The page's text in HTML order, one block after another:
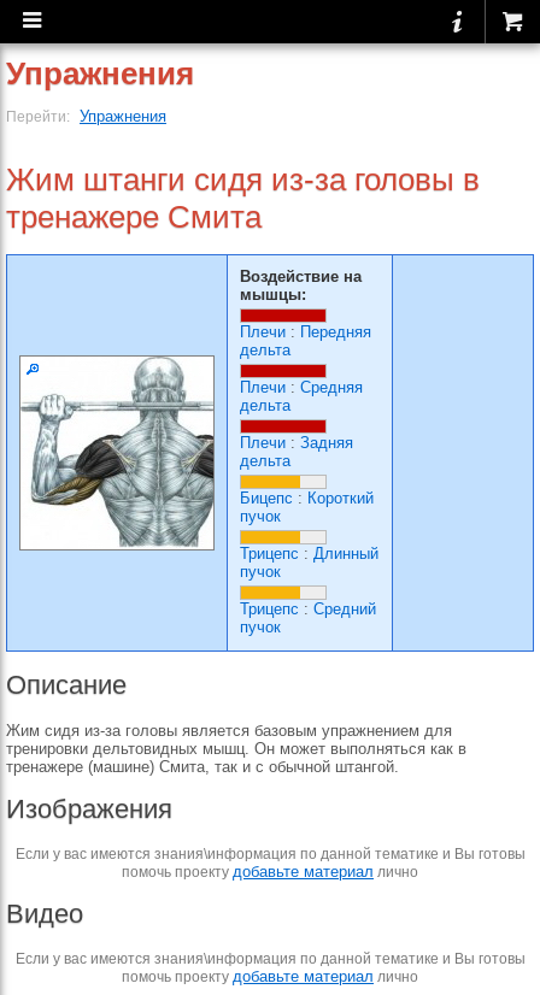
Упражнения
Перейти: Упражнения
Жим штанги сидя из-за головы в
тренажере Смита
Воздействие на
мышцы:
Плечи : Передняя
дельта
Плечи : Средняя
дельта
Плечи : Задняя
дельта
Бицепс : Короткий
пучок
Трицепс : Длинный
пучок
Трицепс : Средний
пучок
Описание
Жим сидя из-за головы является базовым упражнением для
тренировки дельтовидных мышц. Он может выполняться как в
тренажере (машине) Смита, так и с обычной штангой.
Изображения
Если у вас имеются знания\информация по данной тематике и Вы готовы
помочь проекту добавьте материал лично
Видео
Если у вас имеются знания\информация по данной тематике и Вы готовы
помочь проекту добавьте материал лично